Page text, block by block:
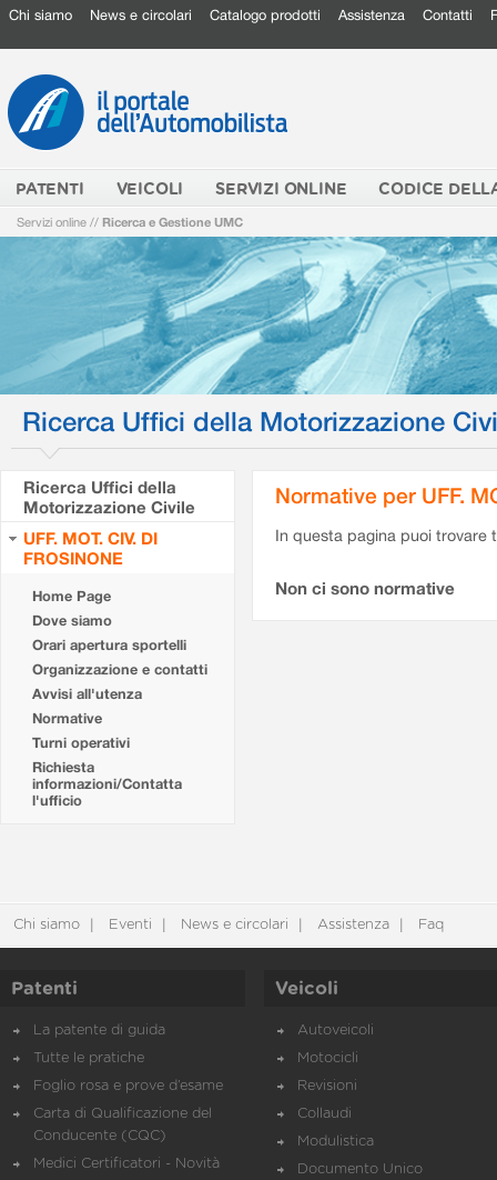
Chi siamo News e circolari Catalogo prodotti Assistenza Contatti
PATENTI VEICOLI SERVIZI ONLINE CODICE
Servizi online // Ricerca e Gestione UMC
Ricerca Uffici della Motorizzazione
Ricerca Uffici della
Motorizzazione Civile
UFF. MOT. CIV. DI
FROSINONE
Home Page
Dove siamo
Orari apertura sportelli
Organizzazione e contatti
Avvisi all'utenza
Normative
Turni operativi
Richiesta
informazioni/Contatta
l'ufficio
Normative per UFF.
In questa pagina puoi
Non ci sono normative
Chi siamo Eventi News e circolari Assistenza Faq
Patenti
La patente di guida
Tutte le pratiche
Foglio rosa e prove d’esame
Carta di Qualificazione del
Conducente (CQC)
Medici Certificatori - Novità
Veicoli
Autoveicoli
Motocicli
Revisioni
Collaudi
Modulistica
Documento Unico